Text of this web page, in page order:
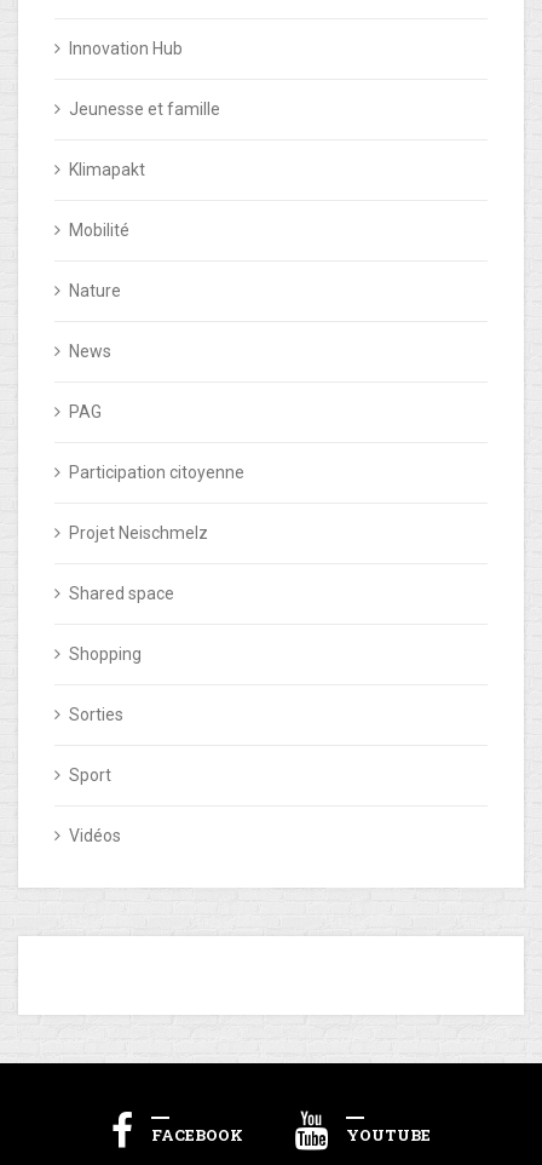
Innovation Hub
Jeunesse et famille
Klimapakt
Mobilité
Nature
News
PAG
Participation citoyenne
Projet Neischmelz
Shared space
Shopping
Sorties
Sport
Vidéos
FACEBOOK YOUTUBE